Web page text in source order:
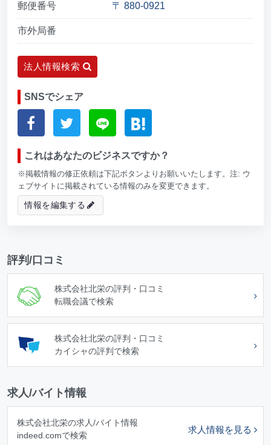
郵便番号 〒 880-0921
市外局番
法人情報検索
SNSでシェア
これはあなたのビジネスですか？
※掲載情報の修正依頼は下記ボタンよりお願いいたします。注: ウ
ェブサイトに掲載されている情報のみを変更できます。
情報を編集する
評判/口コミ
株式会社北栄の評判・口コミ
転職会議で検索
株式会社北栄の評判・口コミ
カイシャの評判で検索
求人/バイト情報
株式会社北栄の求人/バイト情報
indeed.comで検索
求人情報を見る